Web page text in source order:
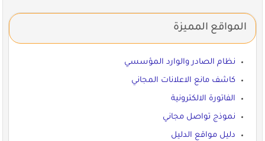
المواقع المميزة
نظام الصادر والوارد المؤسسي
كاشف مانع الاعلانات المجاني
الفاتورة الالكترونية
نموذج تواصل مجاني
دليل مواقع الدليل